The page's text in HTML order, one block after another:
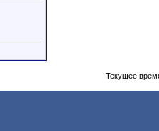
Текущее